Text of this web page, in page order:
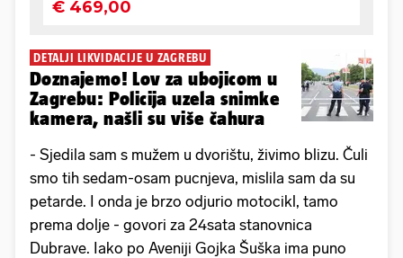
DETALJI LIKVIDACIJE U ZAGREBU
Doznajemo! Lov za ubojicom u
Zagrebu: Policija uzela snimke
kamera, našli su više čahura
- Sjedila sam s mužem u dvorištu, živimo blizu. Čuli
smo tih sedam-osam pucnjeva, mislila sam da su
petarde. I onda je brzo odjurio motocikl, tamo
prema dolje - govori za 24sata stanovnica
Dubrave. Iako po Aveniji Gojka Šuška ima puno